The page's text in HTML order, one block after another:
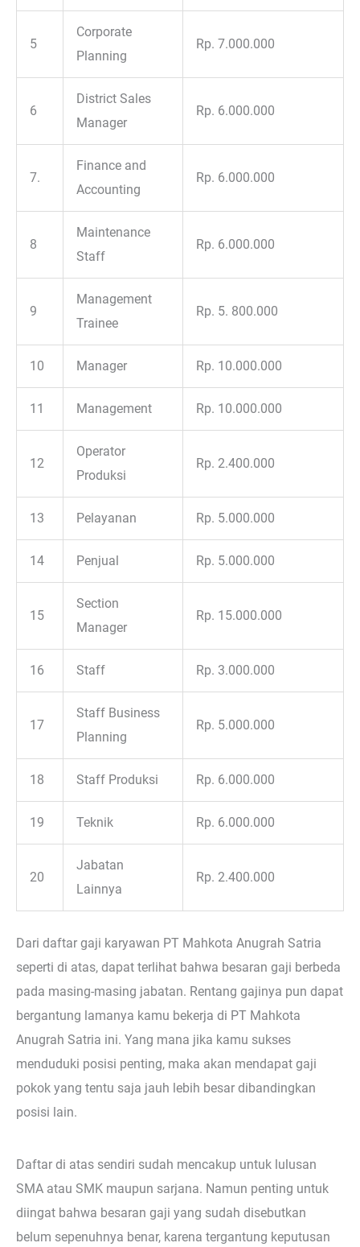
5
Corporate
Planning
Rp. 7.000.000
6
District Sales
Manager
Rp. 6.000.000
7.
Finance and
Accounting
Rp. 6.000.000
8
Maintenance
Staff
Rp. 6.000.000
9
Management
Trainee
Rp. 5. 800.000
10 Manager Rp. 10.000.000
11 Management Rp. 10.000.000
12
Operator
Produksi
Rp. 2.400.000
13 Pelayanan Rp. 5.000.000
14 Penjual Rp. 5.000.000
15
Section
Manager
Rp. 15.000.000
16 Staff Rp. 3.000.000
17
Staff Business
Planning
Rp. 5.000.000
18 Staff Produksi Rp. 6.000.000
19 Teknik Rp. 6.000.000
20
Jabatan
Lainnya
Rp. 2.400.000
Dari daftar gaji karyawan PT Mahkota Anugrah Satria
seperti di atas, dapat terlihat bahwa besaran gaji berbeda
pada masing-masing jabatan. Rentang gajinya pun dapat
bergantung lamanya kamu bekerja di PT Mahkota
Anugrah Satria ini. Yang mana jika kamu sukses
menduduki posisi penting, maka akan mendapat gaji
pokok yang tentu saja jauh lebih besar dibandingkan
posisi lain.
Daftar di atas sendiri sudah mencakup untuk lulusan
SMA atau SMK maupun sarjana. Namun penting untuk
diingat bahwa besaran gaji yang sudah disebutkan
belum sepenuhnya benar, karena tergantung keputusan